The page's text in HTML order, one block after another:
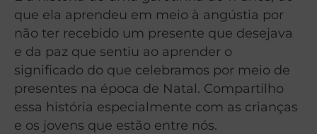
que ela aprendeu em meio à angústia por
não ter recebido um presente que desejava
e da paz que sentiu ao aprender o
significado do que celebramos por meio de
presentes na época de Natal. Compartilho
essa história especialmente com as crianças
e os jovens que estão entre nós.